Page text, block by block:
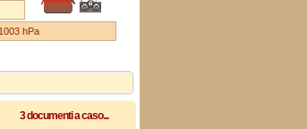
hPa
3 documenti a caso...